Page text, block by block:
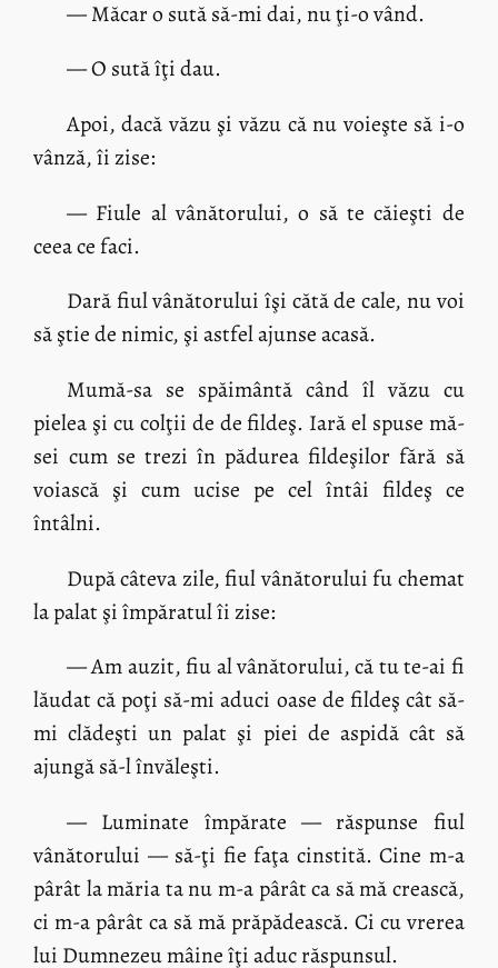
— Măcar o sută să-mi dai, nu ţi-o vând.
— O sută îţi dau.
Apoi, dacă văzu şi văzu că nu voieşte să i-o
vânză, îi zise:
— Fiule al vânătorului, o să te căieşti de
ceea ce faci.
Dară fiul vânătorului îşi cătă de cale, nu voi
să ştie de nimic, şi astfel ajunse acasă.
Mumă-sa se spăimântă când îl văzu cu
pielea şi cu colţii de de fildeş. Iară el spuse mă-
sei cum se trezi în pădurea fildeşilor fără să
voiască şi cum ucise pe cel întâi fildeş ce
întâlni.
După câteva zile, fiul vânătorului fu chemat
la palat şi împăratul îi zise:
— Am auzit, fiu al vânătorului, că tu te-ai fi
lăudat că poţi să-mi aduci oase de fildeş cât să-
mi clădeşti un palat şi piei de aspidă cât să
ajungă să-l învăleşti.
— Luminate împărate — răspunse fiul
vânătorului — să-ţi fie faţa cinstită. Cine m-a
pârât la măria ta nu m-a pârât ca să mă crească,
ci m-a pârât ca să mă prăpădească. Ci cu vrerea
lui Dumnezeu mâine îţi aduc răspunsul.